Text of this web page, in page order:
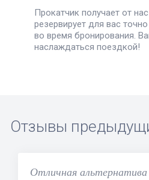
Прокатчик получает от
резервирует для вас
во время бронирования.
наслаждаться поездкой!
Отзывы
Отличная